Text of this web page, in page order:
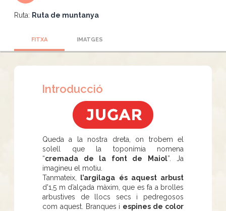
Ruta: Ruta de muntanya
FITXA IMATGES
Introducció
Queda a la nostra dreta, on trobem el
solell que la toponímia nomena
“cremada de la font de Maiol”. Ja
imagineu el motiu.
Tanmateix,
l’argilaga és aquest arbust
d'1,5 m d’alçada màxim, que es fa a brolles
arbustives de llocs secs i pedregosos
com aquest. Branques i espines de color